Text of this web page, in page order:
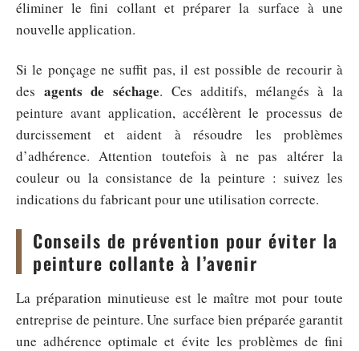
éliminer le fini collant et préparer la surface à une
nouvelle application.
Si le ponçage ne suffit pas, il est possible de recourir à
des agents de séchage. Ces additifs, mélangés à la
peinture avant application, accélèrent le processus de
durcissement et aident à résoudre les problèmes
d’adhérence. Attention toutefois à ne pas altérer la
couleur ou la consistance de la peinture : suivez les
indications du fabricant pour une utilisation correcte.
Conseils de prévention pour éviter la
peinture collante à l’avenir
La préparation minutieuse est le maître mot pour toute
entreprise de peinture. Une surface bien préparée garantit
une adhérence optimale et évite les problèmes de fini